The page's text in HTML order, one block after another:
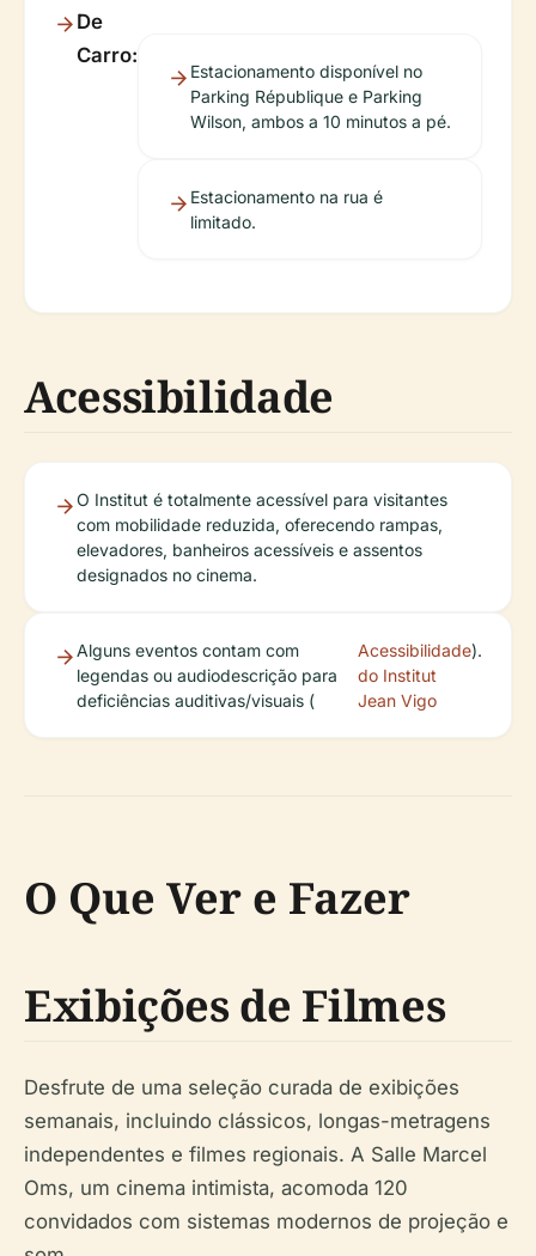
De
Carro:
Estacionamento disponível no
Parking République e Parking
Wilson, ambos a 10 minutos a pé.
Estacionamento na rua é
limitado.
Acessibilidade
O Institut é totalmente acessível para visitantes
com mobilidade reduzida, oferecendo rampas,
elevadores, banheiros acessíveis e assentos
designados no cinema.
Alguns eventos contam com
legendas ou audiodescrição para
deficiências auditivas/visuais (
Acessibilidade
do Institut
Jean Vigo
).
O Que Ver e Fazer
Exibições de Filmes
Desfrute de uma seleção curada de exibições
semanais, incluindo clássicos, longas-metragens
independentes e filmes regionais. A Salle Marcel
Oms, um cinema intimista, acomoda 120
convidados com sistemas modernos de projeção e